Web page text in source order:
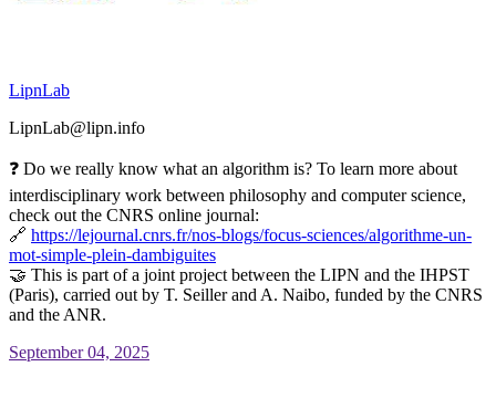
LipnLab
LipnLab@lipn.info
❓ Do we really know what an algorithm is? To learn more about
interdisciplinary work between philosophy and computer science,
check out the CNRS online journal:
🔗 https://lejournal.cnrs.fr/nos-blogs/focus-sciences/algorithme-un-
mot-simple-plein-dambiguites
🤝 This is part of a joint project between the LIPN and the IHPST
(Paris), carried out by T. Seiller and A. Naibo, funded by the CNRS
and the ANR.
September 04, 2025